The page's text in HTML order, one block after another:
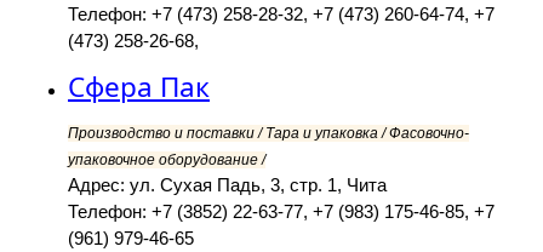
Телефон: +7 (473) 258-28-32, +7 (473) 260-64-74, +7
(473) 258-26-68,
Сфера Пак
Производство и поставки / Тара и упаковка / Фасовочно-
упаковочное оборудование /
Адрес: ул. Сухая Падь, 3, стр. 1, Чита
Телефон: +7 (3852) 22-63-77, +7 (983) 175-46-85, +7
(961) 979-46-65